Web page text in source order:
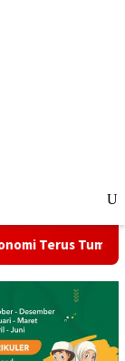
BPS: 35,5